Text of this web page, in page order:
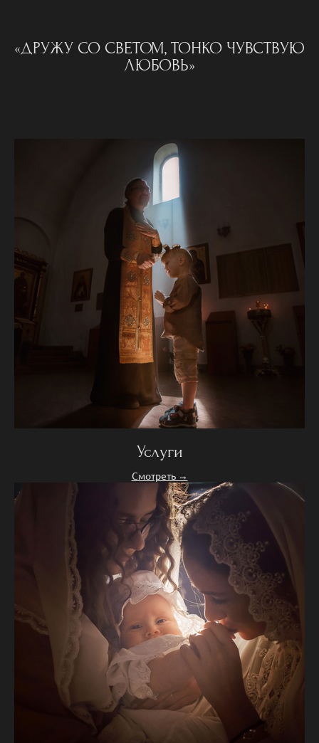
«ДРУЖУ СО СВЕТОМ, ТОНКО ЧУВСТВУЮ
ЛЮБОВЬ»
Услуги
Смотреть →